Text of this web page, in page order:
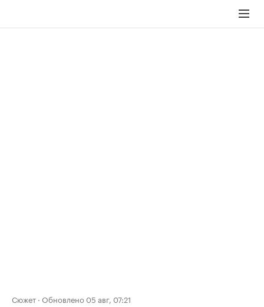
Сюжет · Обновлено 05 авг, 07:21